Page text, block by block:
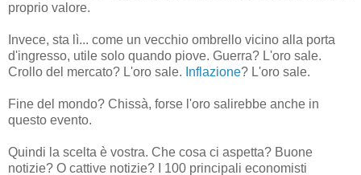
proprio valore.
Invece, sta lì... come un vecchio ombrello vicino alla porta
d'ingresso, utile solo quando piove. Guerra? L'oro sale.
Crollo del mercato? L'oro sale. Inflazione? L'oro sale.
Fine del mondo? Chissà, forse l'oro salirebbe anche in
questo evento.
Quindi la scelta è vostra. Che cosa ci aspetta? Buone
notizie? O cattive notizie? I 100 principali economisti